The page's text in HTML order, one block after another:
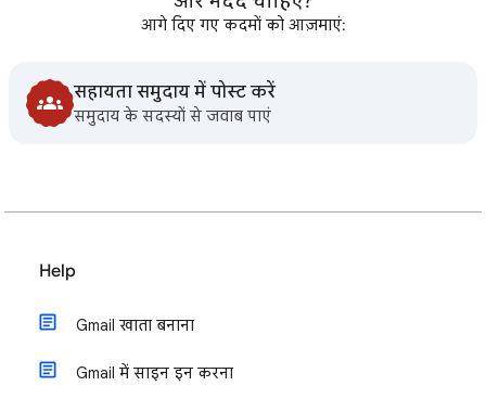
आगे दिए गए कदमों को आज़माएं:
सहायता समुदाय में पोस्ट करें
समुदाय के सदस्यों से जवाब पाएं
Help
Gmail खाता बनाना
Gmail में साइन इन करना